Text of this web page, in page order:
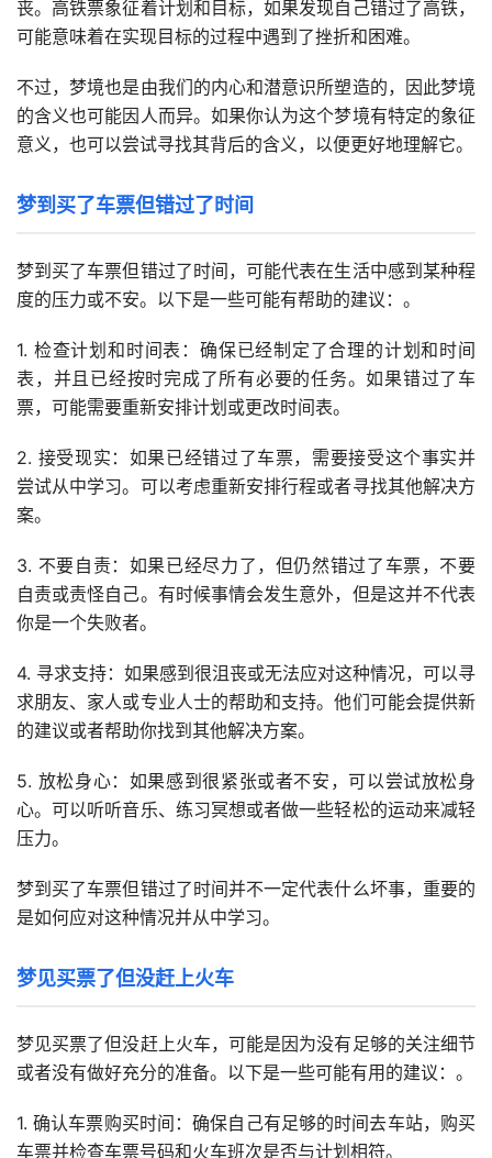
丧。高铁票象征着计划和目标，如果发现自己错过了高铁，
可能意味着在实现目标的过程中遇到了挫折和困难。
不过，梦境也是由我们的内心和潜意识所塑造的，因此梦境
的含义也可能因人而异。如果你认为这个梦境有特定的象征
意义，也可以尝试寻找其背后的含义，以便更好地理解它。
梦到买了车票但错过了时间
梦到买了车票但错过了时间，可能代表在生活中感到某种程
度的压力或不安。以下是一些可能有帮助的建议：。
1. 检查计划和时间表：确保已经制定了合理的计划和时间
表，并且已经按时完成了所有必要的任务。如果错过了车
票，可能需要重新安排计划或更改时间表。
2. 接受现实：如果已经错过了车票，需要接受这个事实并
尝试从中学习。可以考虑重新安排行程或者寻找其他解决方
案。
3. 不要自责：如果已经尽力了，但仍然错过了车票，不要
自责或责怪自己。有时候事情会发生意外，但是这并不代表
你是一个失败者。
4. 寻求支持：如果感到很沮丧或无法应对这种情况，可以寻
求朋友、家人或专业人士的帮助和支持。他们可能会提供新
的建议或者帮助你找到其他解决方案。
5. 放松身心：如果感到很紧张或者不安，可以尝试放松身
心。可以听听音乐、练习冥想或者做一些轻松的运动来减轻
压力。
梦到买了车票但错过了时间并不一定代表什么坏事，重要的
是如何应对这种情况并从中学习。
梦见买票了但没赶上火车
梦见买票了但没赶上火车，可能是因为没有足够的关注细节
或者没有做好充分的准备。以下是一些可能有用的建议：。
1. 确认车票购买时间：确保自己有足够的时间去车站，购买
车票并检查车票号码和火车班次是否与计划相符。